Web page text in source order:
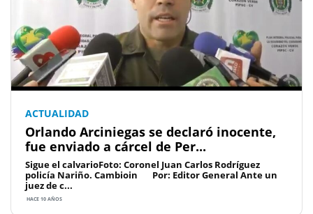
ACTUALIDAD
Orlando Arciniegas se declaró inocente,
fue enviado a cárcel de Per...
Sigue el calvarioFoto: Coronel Juan Carlos Rodríguez
policía Nariño. Cambioin Por: Editor General Ante un
juez de c...
HACE 10 AÑOS